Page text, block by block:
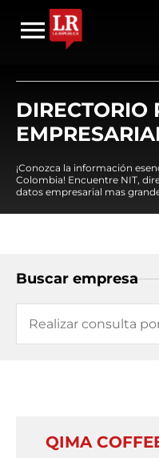
DIRECTORIO
¡Conozca la información
Colombia! Encuentre NIT,
datos empresarial mas
Buscar empresa
QIMA